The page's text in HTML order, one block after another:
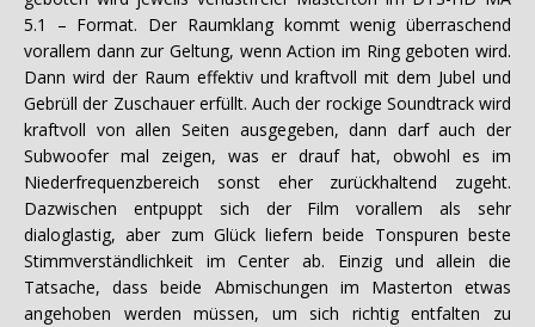
5.1 – Format. Der Raumklang kommt wenig überraschend
vorallem dann zur Geltung, wenn Action im Ring geboten wird.
Dann wird der Raum effektiv und kraftvoll mit dem Jubel und
Gebrüll der Zuschauer erfüllt. Auch der rockige Soundtrack wird
kraftvoll von allen Seiten ausgegeben, dann darf auch der
Subwoofer mal zeigen, was er drauf hat, obwohl es im
Niederfrequenzbereich sonst eher zurückhaltend zugeht.
Dazwischen entpuppt sich der Film vorallem als sehr
dialoglastig, aber zum Glück liefern beide Tonspuren beste
Stimmverständlichkeit im Center ab. Einzig und allein die
Tatsache, dass beide Abmischungen im Masterton etwas
angehoben werden müssen, um sich richtig entfalten zu